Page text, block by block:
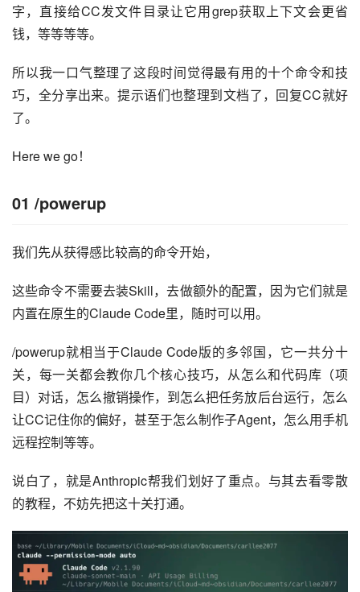
字，直接给CC发文件目录让它用grep获取上下文会更省
钱，等等等等。
所以我一口气整理了这段时间觉得最有用的十个命令和技
巧，全分享出来。提示语们也整理到文档了，回复CC就好
了。
Here we go！
01 /powerup
我们先从获得感比较高的命令开始，
这些命令不需要去装Skill，去做额外的配置，因为它们就是
内置在原生的Claude Code里，随时可以用。
/powerup就相当于Claude Code版的多邻国，它一共分十
关，每一关都会教你几个核心技巧，从怎么和代码库（项
目）对话，怎么撤销操作，到怎么把任务放后台运行，怎么
让CC记住你的偏好，甚至于怎么制作子Agent，怎么用手机
远程控制等等。
说白了，就是Anthropic帮我们划好了重点。与其去看零散
的教程，不妨先把这十关打通。